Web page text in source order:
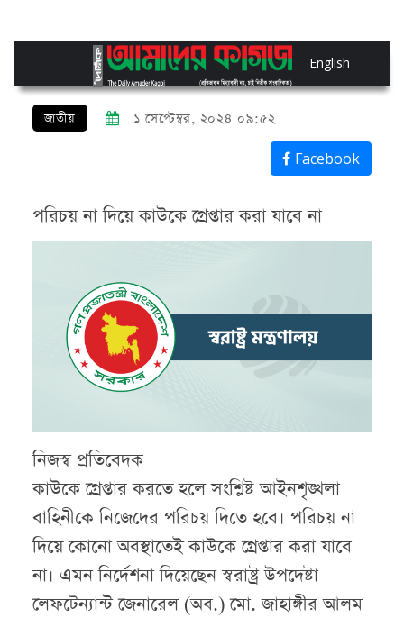
English
জাতীয় ১ সেপ্টেম্বর, ২০২৪ ০৯:৫২
Facebook
পরিচয় না দিয়ে কাউকে গ্রেপ্তার করা যাবে না
নিজস্ব প্রতিবেদক
কাউকে গ্রেপ্তার করতে হলে সংশ্লিষ্ট আইনশৃঙ্খলা
বাহিনীকে নিজেদের পরিচয় দিতে হবে। পরিচয় না
দিয়ে কোনো অবস্থাতেই কাউকে গ্রেপ্তার করা যাবে
না। এমন নির্দেশনা দিয়েছেন স্বরাষ্ট্র উপদেষ্টা
লেফটেন্যান্ট জেনারেল (অব.) মো. জাহাঙ্গীর আলম